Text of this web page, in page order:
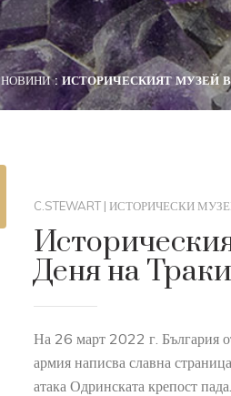
НОВИНИ ИСТОРИЧЕСКИЯТ МУЗЕЙ
C.STEWART | ИСТОРИЧЕСКИ
Деня на
На 26 март 2022 г. България
армия написва славна
атака Одринската крепост